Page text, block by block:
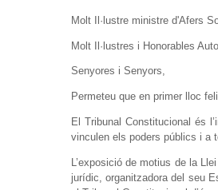
Molt Il·lustre ministre d'Afers
Molt Il·lustres i Honorables
Senyores i Senyors,
Permeteu que en primer lloc
El Tribunal Constitucional és
vinculen els poders públics i a
L ’exposició de motius de la
jurídic, organitzadora del seu